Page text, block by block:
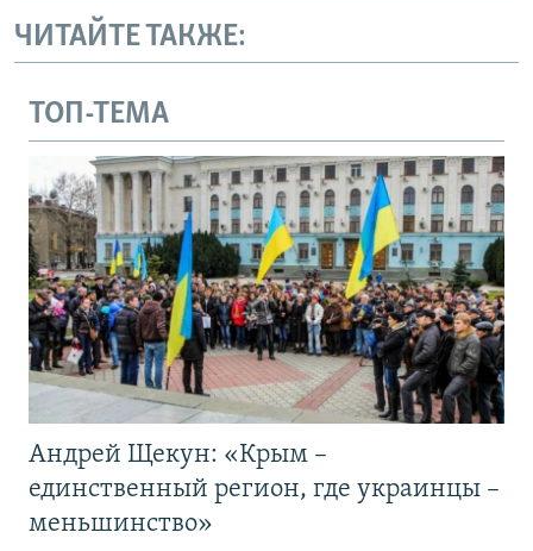
ЧИТАЙТЕ ТАКЖЕ:
ТОП-ТЕМА
Андрей Щекун: «Крым –
единственный регион, где украинцы –
меньшинство»